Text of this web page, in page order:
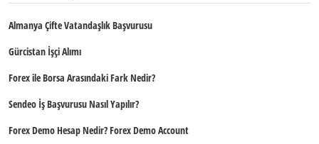
Almanya Çifte Vatandaşlık Başvurusu
Gürcistan İşçi Alımı
Forex ile Borsa Arasındaki Fark Nedir?
Sendeo İş Başvurusu Nasıl Yapılır?
Forex Demo Hesap Nedir? Forex Demo Account